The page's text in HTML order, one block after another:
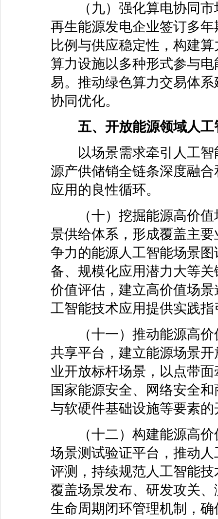
（九）强化算电协同市
再生能源发电企业签订多
比例与供应稳定性，构建
算力设施以多种形式参与
易。推动绿色算力交易体
协同优化。
五、开放能源领域人
以场景需求牵引人工智
源产供储销全链条深度融
应用的良性循环。
（十）挖掘能源高价值
景供给体系，形成覆盖主
争力的能源人工智能场景
备、规模化应用潜力大等
价值评估，建立高价值场
工智能技术应用提供实践指
（十一）推动能源高价
共享平台，建立能源场景
业开放标杆场景，以点带
国家能源安全、网络安全
与软硬件基础设施等要素
（十二）构建能源高价
场景测试验证平台，推动
评测，持续规范人工智能
覆盖场景发布、研发攻关
生命周期闭环管理机制，